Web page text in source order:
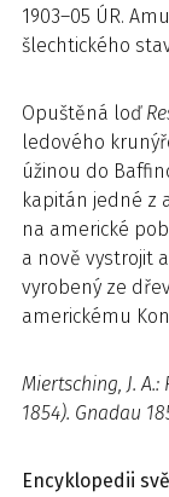
1903–05 ÚR.
šlechtického
Opuštěná loď
ledového
úžinou do
kapitán jedné z
na americké
a nově vystrojit
vyrobený ze
americkému
Miertsching, J.
1854). Gnadau
Encyklopedii